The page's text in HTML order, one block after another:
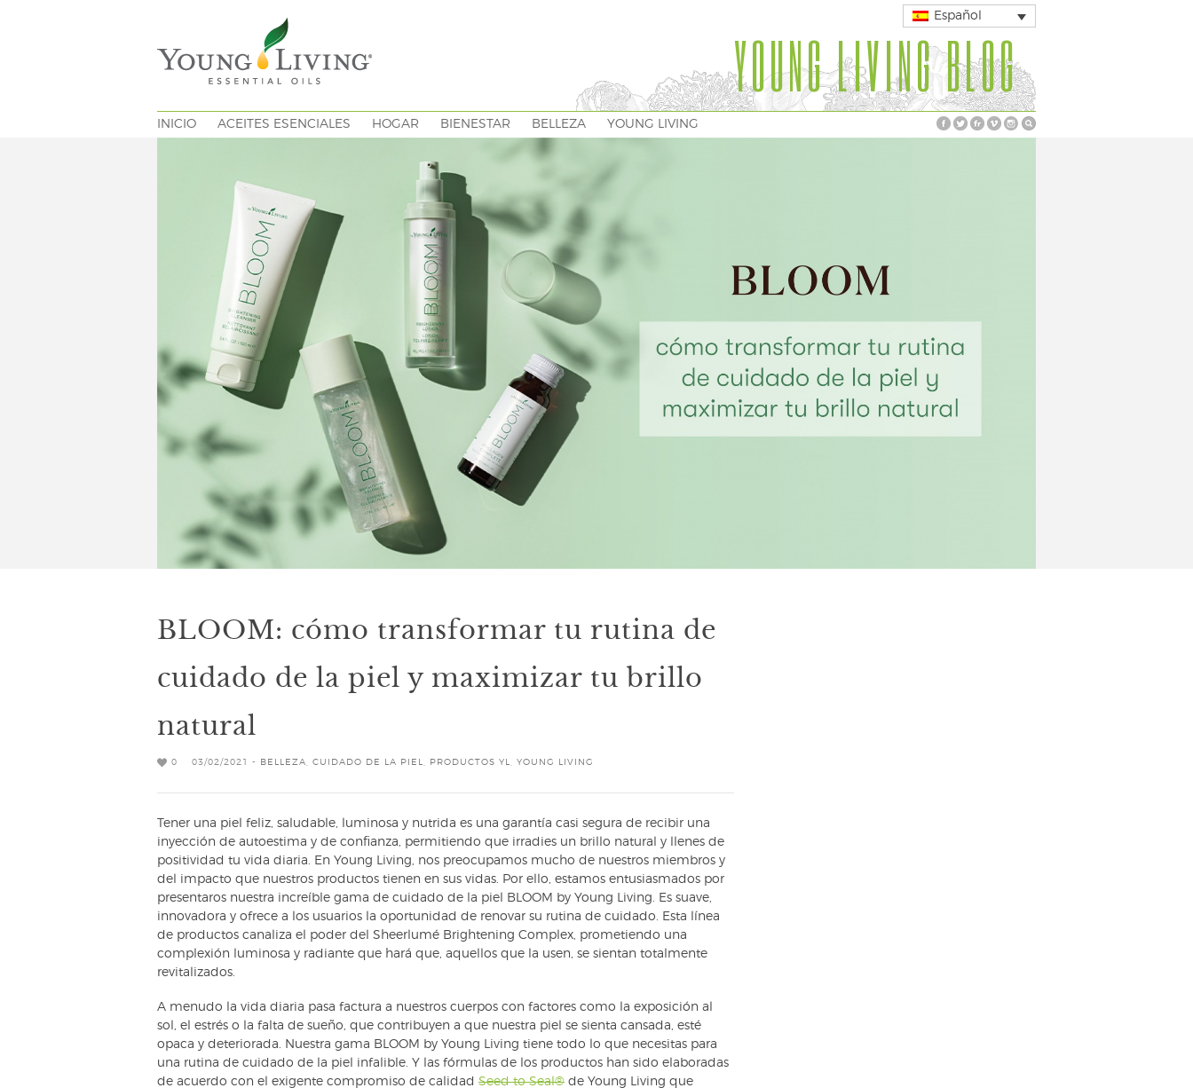
Español
YOUNG LIVING BLOG
INICIO ACEITES ESENCIALES HOGAR BIENESTAR BELLEZA YOUNG LIVING
BLOOM: cómo transformar tu rutina de
cuidado de la piel y maximizar tu brillo
natural
0 03/02/2021 - BELLEZA CUIDADO DE LA PIEL PRODUCTOS YL YOUNG LIVING
Tener una piel feliz, saludable, luminosa y nutrida es una garantía casi segura de recibir una
inyección de autoestima y de confianza, permitiendo que irradies un brillo natural y llenes de
positividad tu vida diaria. En Young Living, nos preocupamos mucho de nuestros miembros y
del impacto que nuestros productos tienen en sus vidas. Por ello, estamos entusiasmados por
presentaros nuestra increíble gama de cuidado de la piel BLOOM by Young Living. Es suave,
innovadora y ofrece a los usuarios la oportunidad de renovar su rutina de cuidado. Esta línea
de productos canaliza el poder del Sheerlumé Brightening Complex, prometiendo una
complexión luminosa y radiante que hará que, aquellos que la usen, se sientan totalmente
revitalizados.
A menudo la vida diaria pasa factura a nuestros cuerpos con factores como la exposición al
sol, el estrés o la falta de sueño, que contribuyen a que nuestra piel se sienta cansada, esté
opaca y deteriorada. Nuestra gama BLOOM by Young Living tiene todo lo que necesitas para
una rutina de cuidado de la piel infalible. Y las fórmulas de los productos han sido elaboradas
de acuerdo con el exigente compromiso de calidad Seed to Seal® de Young Living que